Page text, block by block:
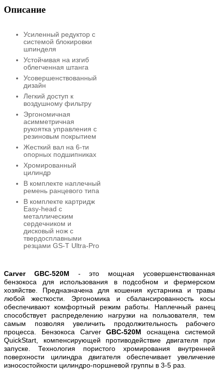
Описание
Усиленный редуктор с
системой блокировки
шпинделя
Устойчивая на изгиб
облегченная штанга
Усовершенствованный
дизайн
Легкий доступ к
воздушному фильтру
Эргономичная
асимметричная
рукоятка управления с
резиновым покрытием
Жесткий вал на 6-ти
опорных подшипниках
Хромированный
цилиндр
В комплекте наплечный
ремень ранцевого типа
В комплекте картридж
Easy-head с
металлическим
сердечником и
дисковый нож с
твердосплавными
резцами GS-T Ultra-Pro
Carver GBC-520M - это мощная усовершенствованная
бензокоса для использования в подсобном и фермерском
хозяйстве. Предназначена для кошения кустарника и травы
любой жесткости. Эргономика и сбалансированность косы
обеспечивают комфортный режим работы. Наплечный ранец
способствует распределению нагрузки на пользователя, тем
самым позволяя увеличить продолжительность рабочего
процесса. Бензокоса CarverGBC-520M оснащена системой
QuickStart, компенсирующей противодействие двигателя при
запуске. Технология пористого хромирования внутренней
поверхности цилиндра двигателя обеспечивает увеличение
износостойкости цилиндро-поршневой группы в 3-5 раз.